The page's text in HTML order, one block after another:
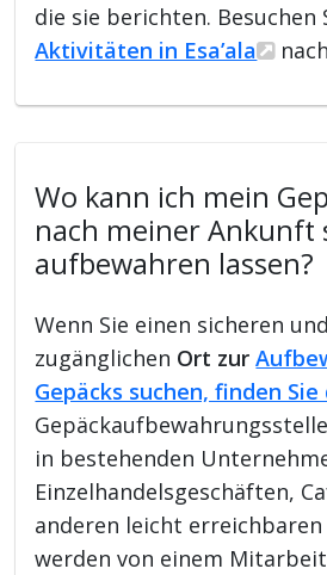
die sie berichten. Besuchen
Aktivitäten in Esa’ala
Wo kann ich mein
nach meiner Ankunft
aufbewahren lassen?
Wenn Sie einen sicheren
zugänglichen Ort zur
Gepäcks suchen, finden
in bestehenden
Einzelhandelsgeschäften,
anderen leicht erreichbaren
werden von einem